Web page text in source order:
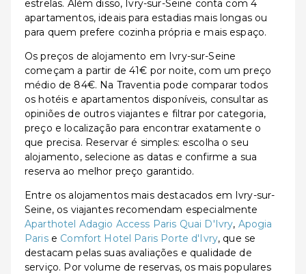
estrelas. Além disso, Ivry-sur-Seine conta com 4
apartamentos, ideais para estadias mais longas ou
para quem prefere cozinha própria e mais espaço.
Os preços de alojamento em Ivry-sur-Seine
começam a partir de 41€ por noite, com um preço
médio de 84€. Na Traventia pode comparar todos
os hotéis e apartamentos disponíveis, consultar as
opiniões de outros viajantes e filtrar por categoria,
preço e localização para encontrar exatamente o
que precisa. Reservar é simples: escolha o seu
alojamento, selecione as datas e confirme a sua
reserva ao melhor preço garantido.
Entre os alojamentos mais destacados em Ivry-sur-
Seine, os viajantes recomendam especialmente
Aparthotel Adagio Access Paris Quai D'Ivry, Apogia
Parise Comfort Hotel Paris Porte d'Ivry, que se
destacam pelas suas avaliações e qualidade de
serviço. Por volume de reservas, os mais populares